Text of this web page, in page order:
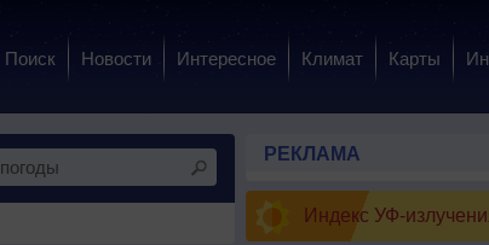
Поиск Новости Интересное Климат Карты
РЕКЛАМА
Индекс УФ-